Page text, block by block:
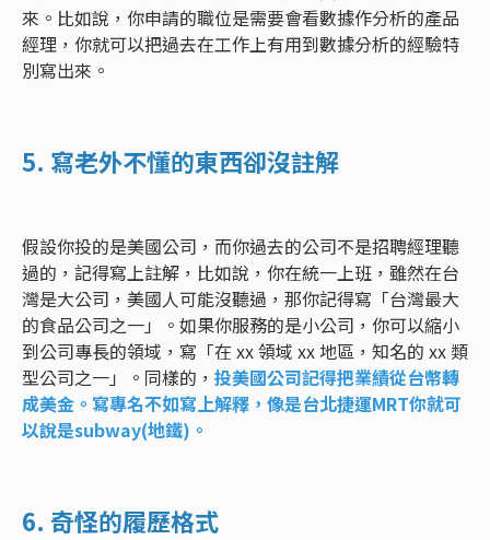
來。比如說，你申請的職位是需要會看數據作分析的產品
經理，你就可以把過去在工作上有用到數據分析的經驗特
別寫出來。
5. 寫老外不懂的東西卻沒註解
假設你投的是美國公司，而你過去的公司不是招聘經理聽
過的，記得寫上註解，比如說，你在統一上班，雖然在台
灣是大公司，美國人可能沒聽過，那你記得寫「台灣最大
的食品公司之一」。如果你服務的是小公司，你可以縮小
到公司專長的領域，寫「在 xx 領域 xx 地區，知名的 xx 類
型公司之一」。同樣的， 投美國公司記得把業績從台幣轉
成美金。寫專名不如寫上解釋，像是台北捷運MRT你就可
以說是subway(地鐵)。
6. 奇怪的履歷格式